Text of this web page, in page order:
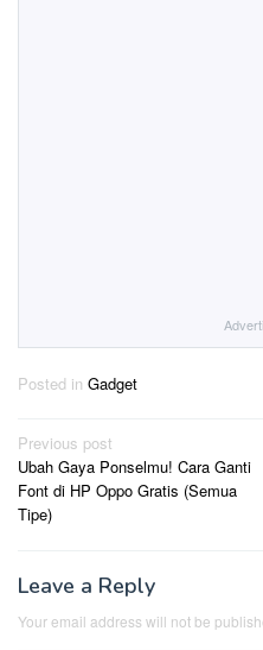
Posted in Gadget
Post
navigation
Previous post
Ubah Gaya Ponselmu! Cara Ganti
Font di HP Oppo Gratis (Semua
Tipe)
Leave a Reply
Your email address will not be